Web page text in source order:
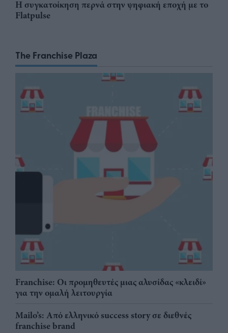
Η συγκατοίκηση περνά στην ψηφιακή εποχή με το
Flatpulse
The Franchise Plaza
Franchise: Οι προμηθευτές μιας αλυσίδας «κλειδί»
για την ομαλή λειτουργία
Mailo’s: Από ελληνικό success story σε διεθνές
franchise brand